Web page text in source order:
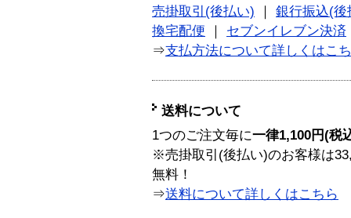
売掛取引(後払い)
銀行振込(後
換宅配便
セブンイレブン決済
⇒支払方法について詳しくはこ
送料について
1つのご注文毎に一律1,100円(税
※売掛取引(後払い)のお客様は
無料！
⇒送料について詳しくはこちら